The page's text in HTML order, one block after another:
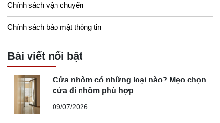
Chính sách vận chuyển
Chính sách bảo mật thông tin
Bài viết nổi bật
Cửa nhôm có những loại nào? Mẹo chọn
cửa đi nhôm phù hợp
09/07/2026